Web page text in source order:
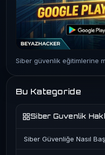
Siber güvenlik eğitimlerine
Bu Kategoride
Siber Guvenlik
Siber Güvenliğe Nasıl